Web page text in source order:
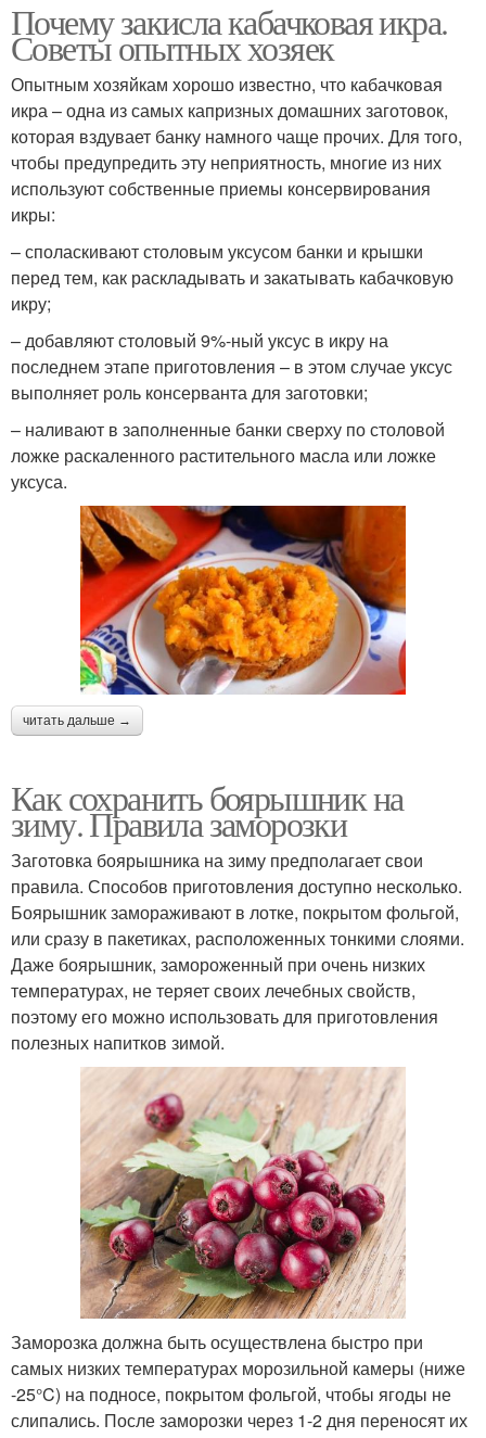
Почему закисла кабачковая икра.
Советы опытных хозяек
Опытным хозяйкам хорошо известно, что кабачковая
икра – одна из самых капризных домашних заготовок,
которая вздувает банку намного чаще прочих. Для того,
чтобы предупредить эту неприятность, многие из них
используют собственные приемы консервирования
икры:
– споласкивают столовым уксусом банки и крышки
перед тем, как раскладывать и закатывать кабачковую
икру;
– добавляют столовый 9%-ный уксус в икру на
последнем этапе приготовления – в этом случае уксус
выполняет роль консерванта для заготовки;
– наливают в заполненные банки сверху по столовой
ложке раскаленного растительного масла или ложке
уксуса.
читать дальше →
Как сохранить боярышник на
зиму. Правила заморозки
Заготовка боярышника на зиму предполагает свои
правила. Способов приготовления доступно несколько.
Боярышник замораживают в лотке, покрытом фольгой,
или сразу в пакетиках, расположенных тонкими слоями.
Даже боярышник, замороженный при очень низких
температурах, не теряет своих лечебных свойств,
поэтому его можно использовать для приготовления
полезных напитков зимой.
Заморозка должна быть осуществлена быстро при
самых низких температурах морозильной камеры (ниже
-25°C) на подносе, покрытом фольгой, чтобы ягоды не
слипались. После заморозки через 1-2 дня переносят их